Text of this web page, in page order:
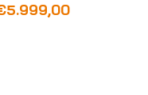
5.999,00